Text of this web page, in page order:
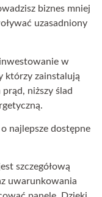
biznes mniej
uzasadniony
w
którzy zainstalują
niższy ślad
najlepsze dostępne
szczegółową
uwarunkowania